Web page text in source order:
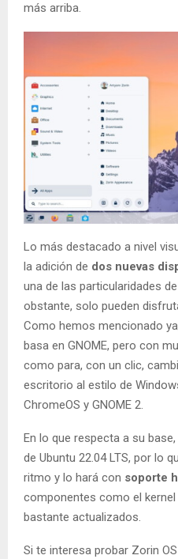
más arriba.
Lo más destacado a nivel
la adición de dos nuevas
una de las particularidades
obstante, solo pueden
Como hemos mencionado
basa en GNOME, pero con
como para, con un clic,
escritorio al estilo de
ChromeOS y GNOME 2.
En lo que respecta a su
de Ubuntu 22.04 LTS, por lo
ritmo y lo hará con soporte
componentes como el
bastante actualizados.
Si te interesa probar Zorin